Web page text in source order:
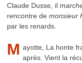
Claude Dusse, il
rencontre demonsieur
par les renards.
M ayotte, La honte
après. Vient la